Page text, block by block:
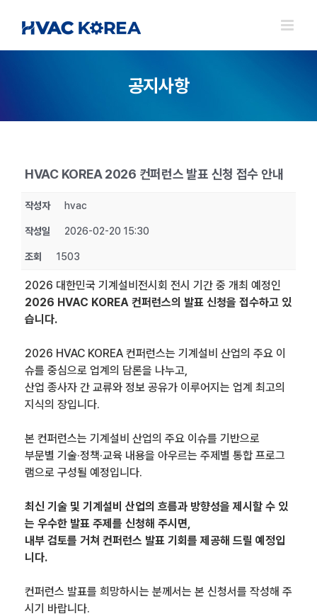
공지사항
HVAC KOREA 2026 컨퍼런스 발표 신청 접수 안내
작성자 hvac
작성일 2026-02-20 15:30
조회 1503
2026 대한민국 기계설비전시회 전시 기간 중 개최 예정인
2026 HVAC KOREA 컨퍼런스의 발표 신청을 접수하고 있
습니다.
2026 HVAC KOREA 컨퍼런스는 기계설비 산업의 주요 이
슈를 중심으로 업계의 담론을 나누고,
산업 종사자 간 교류와 정보 공유가 이루어지는 업계 최고의
지식의 장입니다.
본 컨퍼런스는 기계설비 산업의 주요 이슈를 기반으로
부문별 기술·정책·교육 내용을 아우르는 주제별 통합 프로그
램으로 구성될 예정입니다.
최신 기술 및 기계설비 산업의 흐름과 방향성을 제시할 수 있
는 우수한 발표 주제를 신청해 주시면,
내부 검토를 거쳐 컨퍼런스 발표 기회를 제공해 드릴 예정입
니다.
컨퍼런스 발표를 희망하시는 분께서는 본 신청서를 작성해 주
시기 바랍니다.